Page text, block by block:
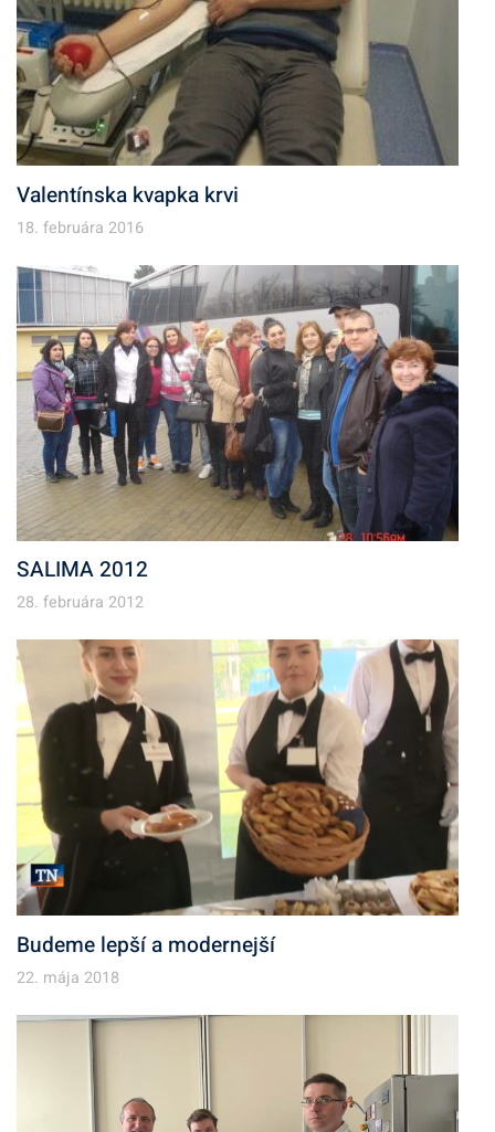
Valentínska kvapka krvi
18. februára 2016
SALIMA 2012
28. februára 2012
Budeme lepší a modernejší
22. mája 2018